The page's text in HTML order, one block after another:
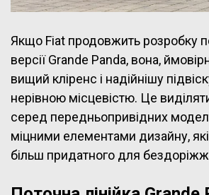
Якщо Fiat продовжить розробку
версії Grande Panda, вона,
вищий кліренс і надійнішу
нерівною місцевістю. Це
серед передньопривідних
міцними елементами дизайну,
більш придатного для